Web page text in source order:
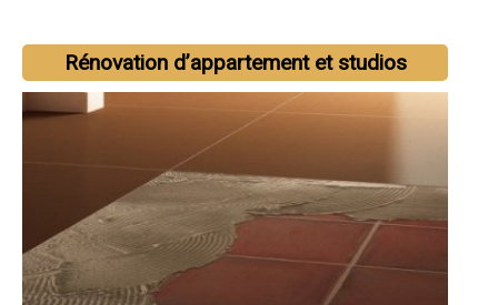
Rénovation d’appartement et studios